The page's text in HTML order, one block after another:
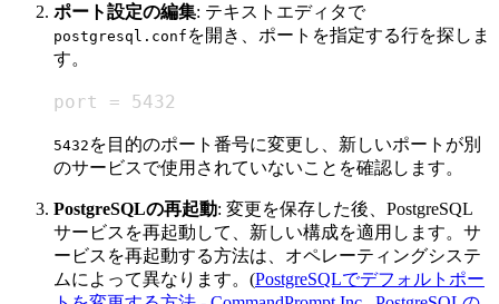
ポート設定の編集: テキストエディタで
postgresql.conf を開き、ポートを指定する行を探しま
す。
port = 5432
5432 を目的のポート番号に変更し、新しいポートが別
のサービスで使用されていないことを確認します。
PostgreSQLの再起動: 変更を保存した後、PostgreSQL
サービスを再起動して、新しい構成を適用します。サ
ービスを再起動する方法は、オペレーティングシステ
ムによって異なります。(PostgreSQLでデフォルトポー